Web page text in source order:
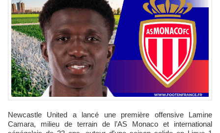
Newcastle United a lancé une première offensive Lamine
Camara, milieu de terrain de l’AS Monaco et international